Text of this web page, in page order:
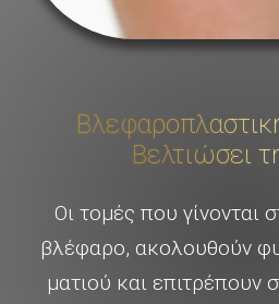
Βελτιώσει
Οι τομές που γίνονται
βλέφαρο, ακολουθούν
ματιού και επιτρέπουν